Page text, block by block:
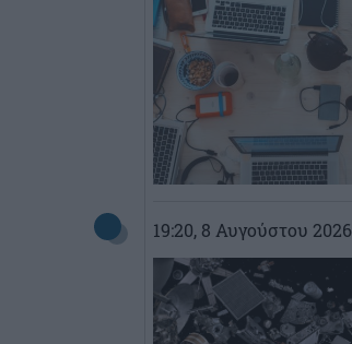
19:20, 8 Αυγούστου 2026